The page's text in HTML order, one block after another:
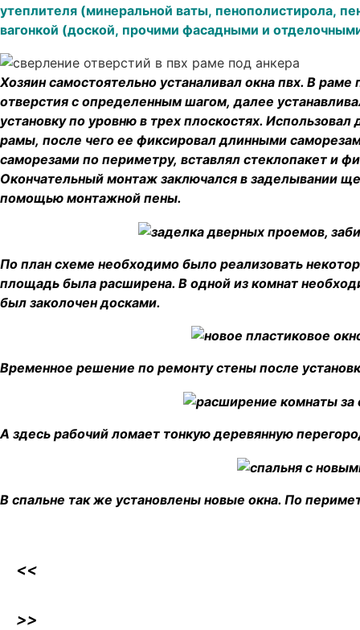
утеплителя (минеральной ваты, пенополистирола,
вагонкой (доской, прочими фасадными и
Хозяин самостоятельно устаналивал окна пвх. В
отверстия с определенным шагом, далее
установку по уровню в трех плоскостях.
рамы, после чего ее фиксировал длинными
саморезами по периметру, вставлял стеклопакет и
Окончательный монтаж заключался в заделывании
помощью монтажной пены.
По план схеме необходимо было реализовать
площадь была расширена. В одной из комнат
был заколочен досками.
Временное решение по ремонту стены после
А здесь рабочий ломает тонкую деревянную
В спальне так же установлены новые окна. По
<<
>>